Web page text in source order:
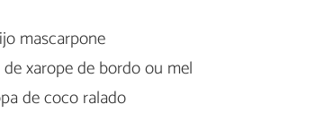
mascarpone
xarope de bordo ou mel
de coco ralado